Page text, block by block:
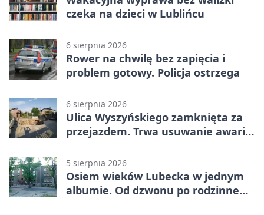
czeka na dzieci w Lublińcu
6 sierpnia 2026
Rower na chwilę bez zapięcia i
problem gotowy. Policja ostrzega
6 sierpnia 2026
Ulica Wyszyńskiego zamknięta za
przejazdem. Trwa usuwanie awarii
5 sierpnia 2026
Osiem wieków Lubecka w jednym
albumie. Od dzwonu po rodzinne